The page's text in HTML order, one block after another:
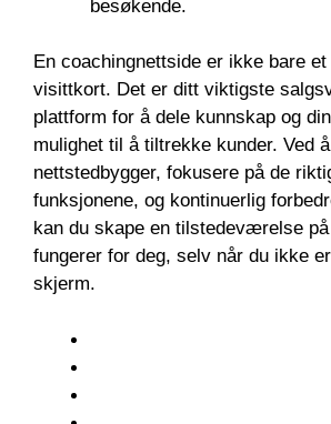
besøkende.
En coachingnettside er ikke bare
visittkort. Det er ditt viktigste
plattform for å dele kunnskap og
mulighet til å tiltrekke kunder. Ved
nettstedbygger, fokusere på de
funksjonene, og kontinuerlig
kan du skape en tilstedeværelse
fungerer for deg, selv når du ikke
skjerm.